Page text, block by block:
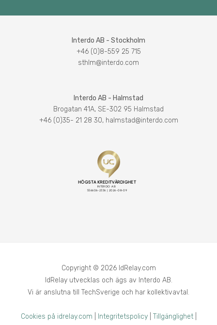
Interdo AB - Stockholm
+46 (0)8-559 25 715
sthlm@interdo.com
Interdo AB - Halmstad
Brogatan 41A, SE-302 95 Halmstad
+46 (0)35- 21 28 30, halmstad@interdo.com
Copyright © 2026 IdRelay.com
IdRelay utvecklas och ägs av Interdo AB.
Vi är anslutna till TechSverige och har kollektivavtal.
Cookies på idrelay.com Integritetspolicy| Tillgänglighet|